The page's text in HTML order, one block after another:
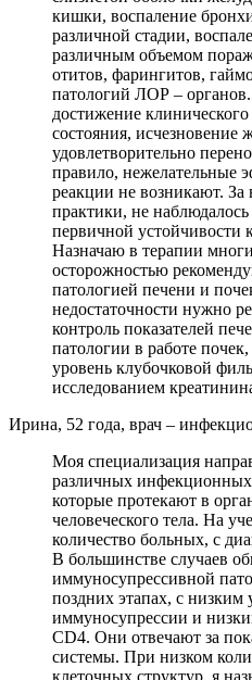
кишки, воспаление
различной стадии,
различным объемом
отитов, фарингитов,
патологий ЛОР –
достижение
состояния,
удовлетворительно
правило, нежелательные
реакции не возникают. За
практики, не
первичной устойчивости
Назначаю в терапии
осторожностью
патологией печени и
недостаточности нужно
контроль показателей
патологии в работе
уровень клубочковой
исследованием
Ирина, 52 года, врач –
Моя специализация
различных
которые протекают в
человеческого тела. На
количество больных, с
В большинстве случаев
иммуносупрессивной
поздних этапах, с низким
иммуносупрессии и
СD4. Они отвечают за
системы. При низком